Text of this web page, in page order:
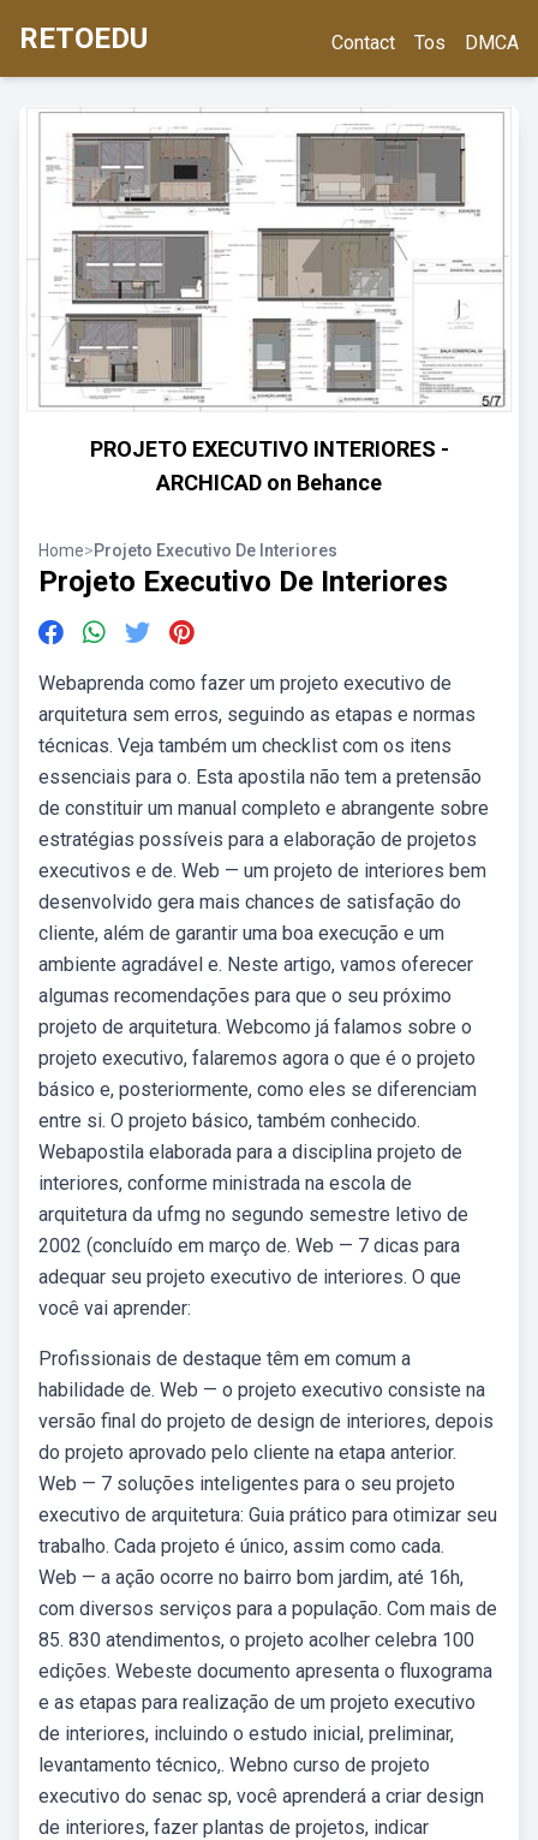
RETOEDU Contact Tos DMCA
PROJETO EXECUTIVO INTERIORES -
ARCHICAD on Behance
Home>Projeto Executivo De Interiores
Projeto Executivo De Interiores
Webaprenda como fazer um projeto executivo de
arquitetura sem erros, seguindo as etapas e normas
técnicas. Veja também um checklist com os itens
essenciais para o. Esta apostila não tem a pretensão
de constituir um manual completo e abrangente sobre
estratégias possíveis para a elaboração de projetos
executivos e de. Web — um projeto de interiores bem
desenvolvido gera mais chances de satisfação do
cliente, além de garantir uma boa execução e um
ambiente agradável e. Neste artigo, vamos oferecer
algumas recomendações para que o seu próximo
projeto de arquitetura. Webcomo já falamos sobre o
projeto executivo, falaremos agora o que é o projeto
básico e, posteriormente, como eles se diferenciam
entre si. O projeto básico, também conhecido.
Webapostila elaborada para a disciplina projeto de
interiores, conforme ministrada na escola de
arquitetura da ufmg no segundo semestre letivo de
2002 (concluído em março de. Web — 7 dicas para
adequar seu projeto executivo de interiores. O que
você vai aprender:
Profissionais de destaque têm em comum a
habilidade de. Web — o projeto executivo consiste na
versão final do projeto de design de interiores, depois
do projeto aprovado pelo cliente na etapa anterior.
Web — 7 soluções inteligentes para o seu projeto
executivo de arquitetura: Guia prático para otimizar seu
trabalho. Cada projeto é único, assim como cada.
Web — a ação ocorre no bairro bom jardim, até 16h,
com diversos serviços para a população. Com mais de
85. 830 atendimentos, o projeto acolher celebra 100
edições. Webeste documento apresenta o fluxograma
e as etapas para realização de um projeto executivo
de interiores, incluindo o estudo inicial, preliminar,
levantamento técnico,. Webno curso de projeto
executivo do senac sp, você aprenderá a criar design
de interiores, fazer plantas de projetos, indicar